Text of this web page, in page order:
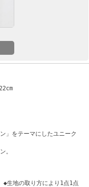
」をテーマにしたユニーク
。
◆生地の取り方により1点1点